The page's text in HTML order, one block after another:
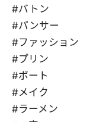
#バトン
#パンサー
#ファッション
#プリン
#ボート
#メイク
#ラーメン